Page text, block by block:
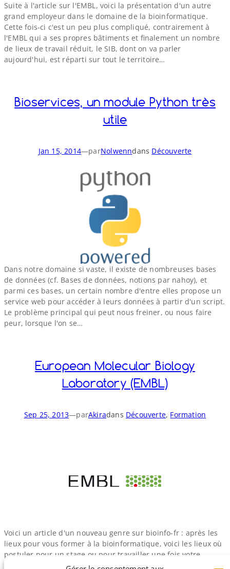
Suite à l'article sur l'EMBL, voici la présentation d'un autre
grand employeur dans le domaine de la bioinformatique.
Cette fois-​ci c'est un peu plus compliqué, contrairement à
l'EMBL qui a ses propres bâtiments et finalement un nombre
de lieux de travail réduit, le SIB, dont on va parler
aujourd'hui, est réparti sur tout le territoire…
Bioservices, un module Python très
utile
Jan 15, 2014—parNolwenndans Découverte
Dans notre domaine si vaste, il existe de nombreuses bases
de données (cf. Bases de données, notions par nahoy), et
parmi ces bases, un certain nombre d'entre elles propose un
service web pour accéder à leurs données à partir d'un script.
Le problème principal qui peut nous freiner, ou nous faire
peur, lorsque l'on se…
European Molecular Biology
Laboratory (EMBL)
Sep 25, 2013—parAkiradans Découverte, Formation
Voici un article d'un nouveau genre sur bioinfo-​fr : après les
lieux pour vous former à la bioinformatique, voici les lieux où
postuler pour un stage ou pour travailler une fois votre
diplôme en poche. Et aujourd'hui je m'attaque à une grosse